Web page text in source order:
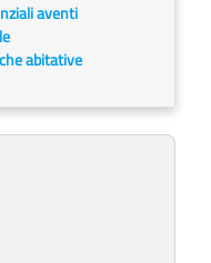
aventi
abitative